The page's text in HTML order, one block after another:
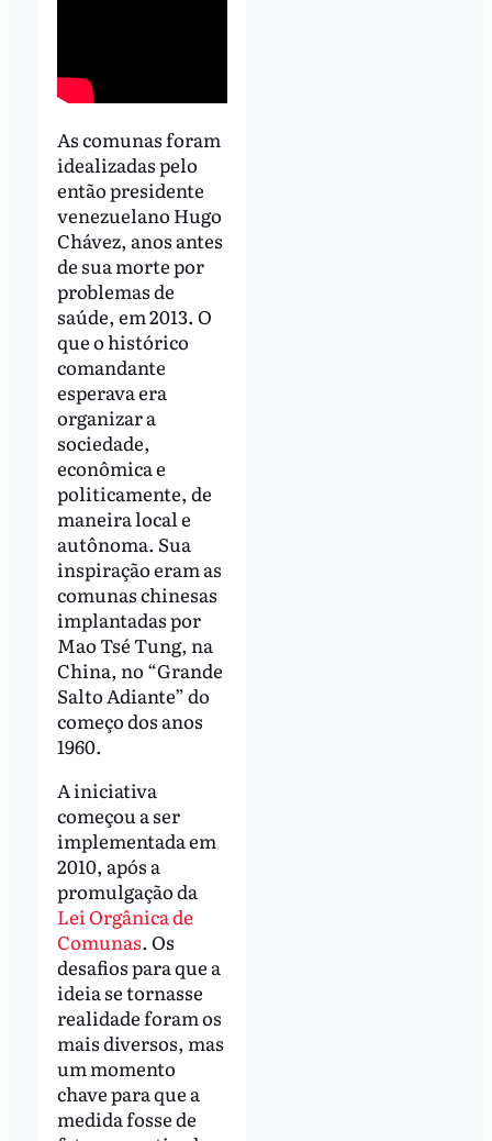
As comunas foram
idealizadas pelo
então presidente
venezuelano Hugo
Chávez, anos antes
de sua morte por
problemas de
saúde, em 2013. O
que o histórico
comandante
esperava era
organizar a
sociedade,
econômica e
politicamente, de
maneira local e
autônoma. Sua
inspiração eram as
comunas chinesas
implantadas por
Mao Tsé Tung, na
China, no “Grande
Salto Adiante” do
começo dos anos
1960.
A iniciativa
começou a ser
implementada em
2010, após a
promulgação da
Lei Orgânica de
Comunas. Os
desafios para que a
ideia se tornasse
realidade foram os
mais diversos, mas
um momento
chave para que a
medida fosse de